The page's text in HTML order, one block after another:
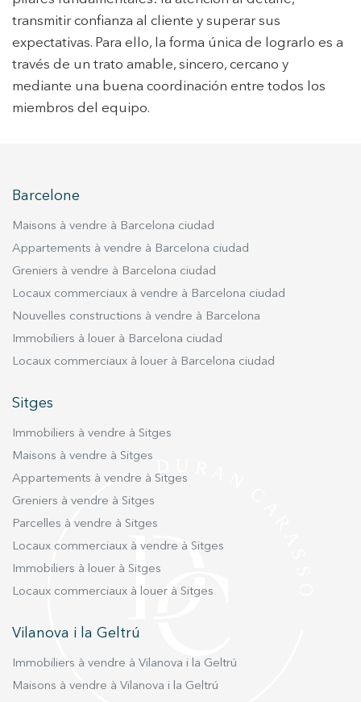
transmitir confianza al cliente y superar sus
expectativas. Para ello, la forma única de lograrlo es a
través de un trato amable, sincero, cercano y
mediante una buena coordinación entre todos los
miembros del equipo.
Barcelone
Maisons à vendre à Barcelona ciudad
Appartements à vendre à Barcelona ciudad
Greniers à vendre à Barcelona ciudad
Locaux commerciaux à vendre à Barcelona ciudad
Nouvelles constructions à vendre à Barcelona
Immobiliers à louer à Barcelona ciudad
Locaux commerciaux à louer à Barcelona ciudad
Sitges
Immobiliers à vendre à Sitges
Maisons à vendre à Sitges
Appartements à vendre à Sitges
Greniers à vendre à Sitges
Parcelles à vendre à Sitges
Locaux commerciaux à vendre à Sitges
Immobiliers à louer à Sitges
Locaux commerciaux à louer à Sitges
Vilanova i la Geltrú
Immobiliers à vendre à Vilanova i la Geltrú
Maisons à vendre à Vilanova i la Geltrú
utilisateurs afin d'introduire des améliorations basées sur
l'analyse des données d'utilisation effectuée par les
utilisateurs du service. . Ils nous permettent de
sauvegarder les informations de préférence de l'utilisateur
pour améliorer la qualité de nos services et offrir une
meilleure expérience grâce aux produits recommandés.
Marketing et Publicité
habitudes de navigation sur le site Web et afficher des
publicités liées au profil de navigation de l'utilisateur.